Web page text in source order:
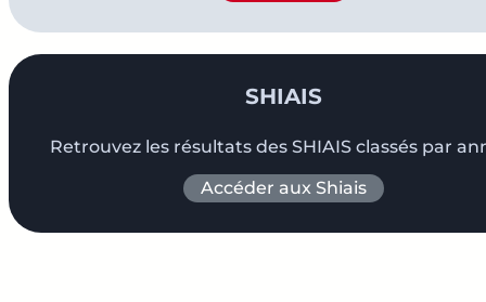
SHIAIS
Retrouvez les résultats des SHIAIS classés par
Accéder aux Shiais